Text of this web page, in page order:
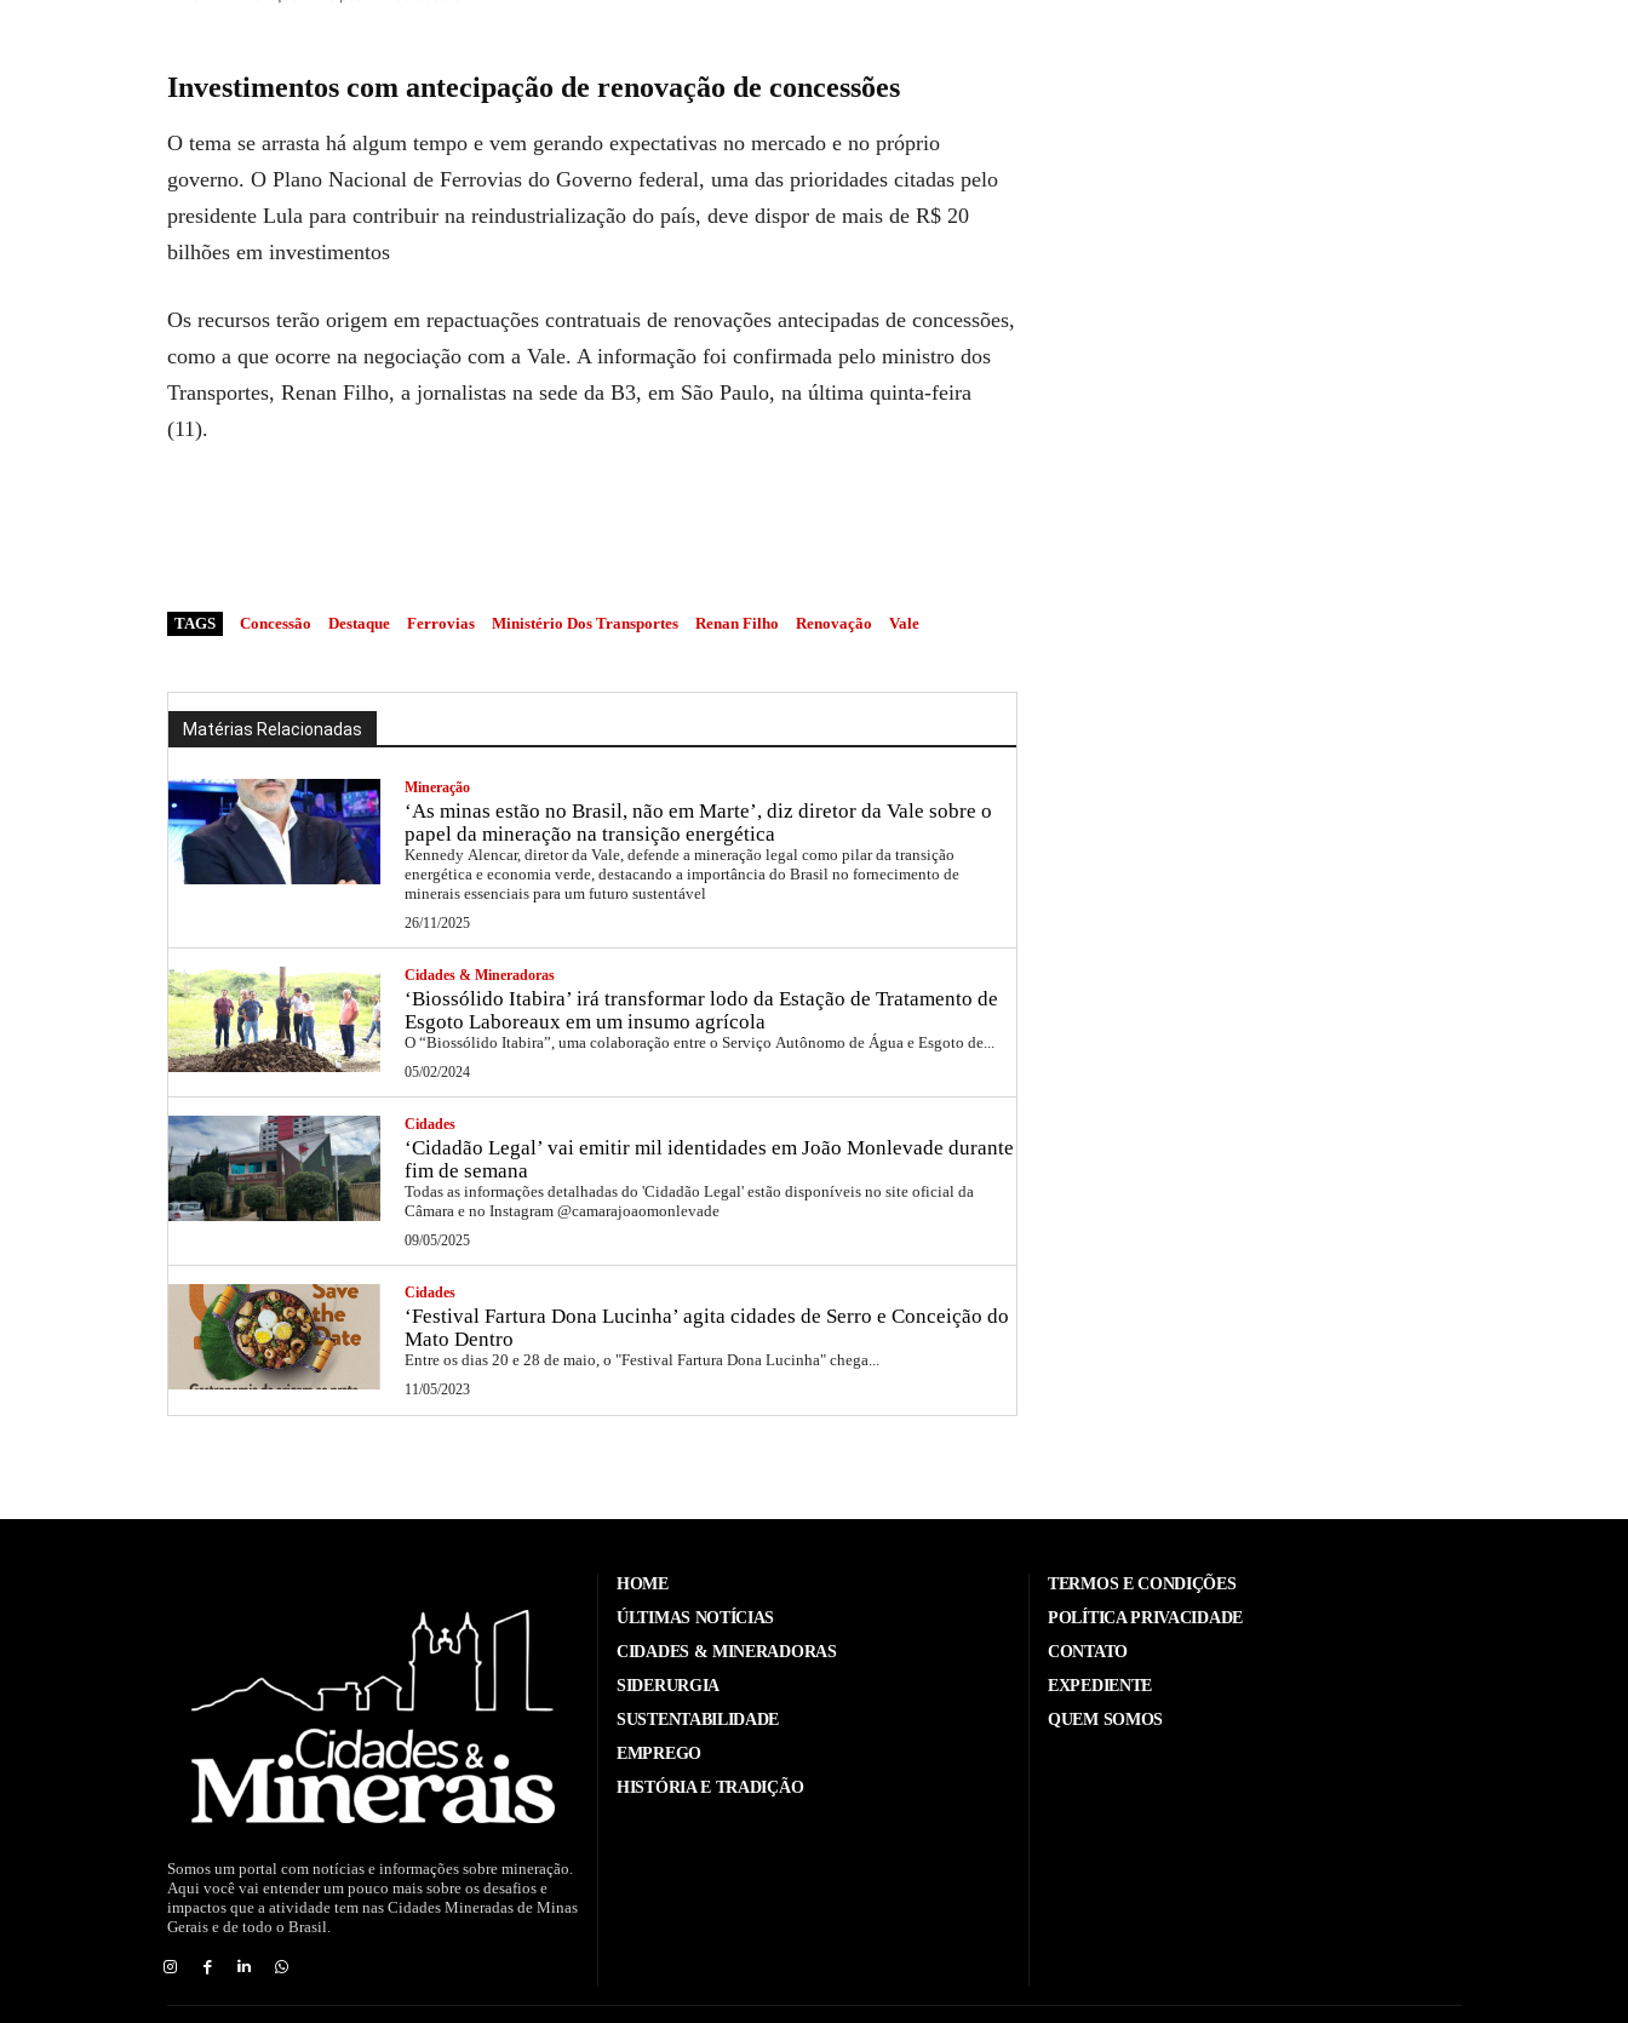
Investimentos com antecipação de renovação de concessões
O tema se arrasta há algum tempo e vem gerando expectativas no mercado e no próprio
governo. O Plano Nacional de Ferrovias do Governo federal, uma das prioridades citadas pelo
presidente Lula para contribuir na reindustrialização do país, deve dispor de mais de R$ 20
bilhões em investimentos
Os recursos terão origem em repactuações contratuais de renovações antecipadas de concessões,
como a que ocorre na negociação com a Vale. A informação foi confirmada pelo ministro dos
Transportes, Renan Filho, a jornalistas na sede da B3, em São Paulo, na última quinta-feira
(11).
TAGS Concessão Destaque Ferrovias Ministério Dos Transportes Renan Filho Renovação Vale
Matérias Relacionadas
Mineração
‘As minas estão no Brasil, não em Marte’, diz diretor da Vale sobre o
papel da mineração na transição energética
Kennedy Alencar, diretor da Vale, defende a mineração legal como pilar da transição
energética e economia verde, destacando a importância do Brasil no fornecimento de
minerais essenciais para um futuro sustentável
26/11/2025
Cidades & Mineradoras
‘Biossólido Itabira’ irá transformar lodo da Estação de Tratamento de
Esgoto Laboreaux em um insumo agrícola
O “Biossólido Itabira”, uma colaboração entre o Serviço Autônomo de Água e Esgoto de...
05/02/2024
Cidades
‘Cidadão Legal’ vai emitir mil identidades em João Monlevade durante
fim de semana
Todas as informações detalhadas do 'Cidadão Legal' estão disponíveis no site oficial da
Câmara e no Instagram @camarajoaomonlevade
09/05/2025
Cidades
‘Festival Fartura Dona Lucinha’ agita cidades de Serro e Conceição do
Mato Dentro
Entre os dias 20 e 28 de maio, o "Festival Fartura Dona Lucinha" chega...
11/05/2023
Somos um portal com notícias e informações sobre mineração.
Aqui você vai entender um pouco mais sobre os desafios e
impactos que a atividade tem nas Cidades Mineradas de Minas
Gerais e de todo o Brasil.
HOME
ÚLTIMAS NOTÍCIAS
CIDADES & MINERADORAS
SIDERURGIA
SUSTENTABILIDADE
EMPREGO
HISTÓRIA E TRADIÇÃO
TERMOS E CONDIÇÕES
POLÍTICA PRIVACIDADE
CONTATO
EXPEDIENTE
QUEM SOMOS